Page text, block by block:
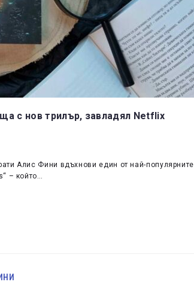
с нов трилър, завладял Netflix
Алис Фини вдъхнови един от най-популярните
– който…